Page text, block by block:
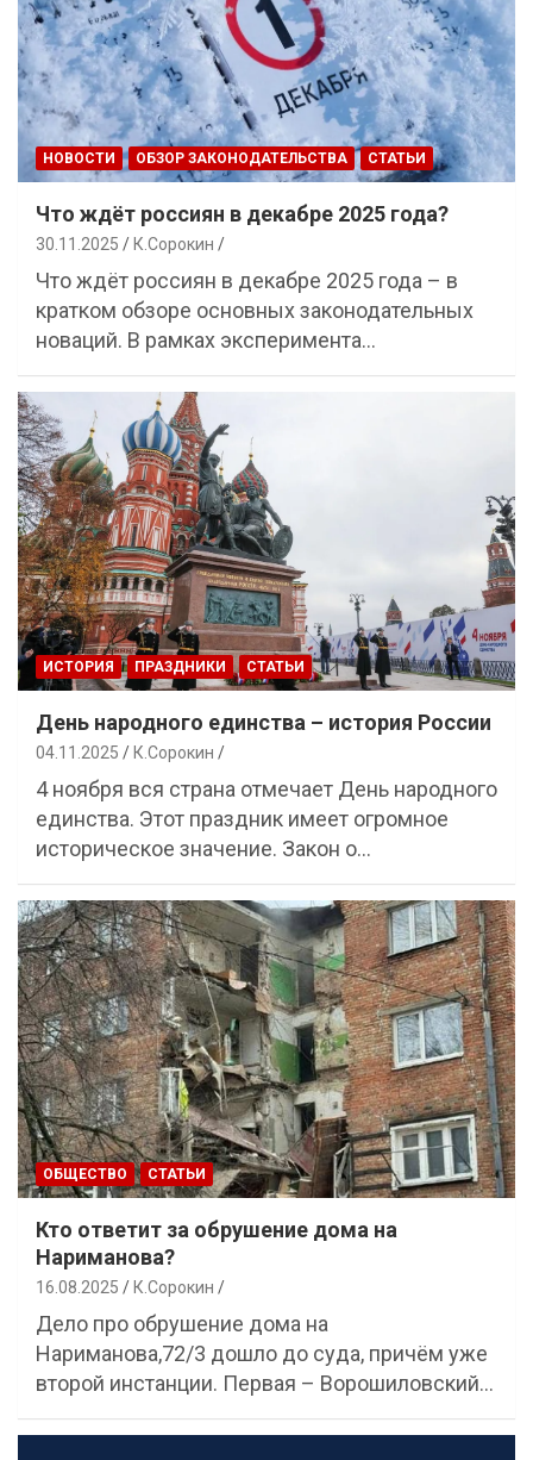
НОВОСТИ ОБЗОР ЗАКОНОДАТЕЛЬСТВА СТАТЬИ
Что ждёт россиян в декабре 2025 года?
30.11.2025 К.Сорокин
Что ждёт россиян в декабре 2025 года – в
кратком обзоре основных законодательных
новаций. В рамках эксперимента…
ИСТОРИЯ ПРАЗДНИКИ СТАТЬИ
День народного единства – история России
04.11.2025 К.Сорокин
4 ноября вся страна отмечает День народного
единства. Этот праздник имеет огромное
историческое значение. Закон о…
ОБЩЕСТВО СТАТЬИ
Кто ответит за обрушение дома на
Нариманова?
16.08.2025 К.Сорокин
Дело про обрушение дома на
Нариманова,72/3 дошло до суда, причём уже
второй инстанции. Первая – Ворошиловский…